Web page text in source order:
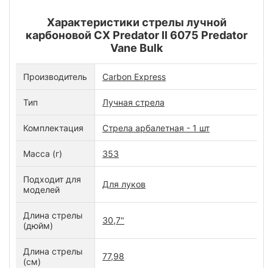
Характеристики стрелы лучной
карбоновой CX Predator II 6075 Predator
Vane Bulk
Производитель Carbon Express
Тип Лучная стрела
Комплектация Стрела арбалетная - 1 шт
Масса (г) 353
Подходит для
моделей
Для луков
Длина стрелы
(дюйм)
30,7"
Длина стрелы
(см)
77,98